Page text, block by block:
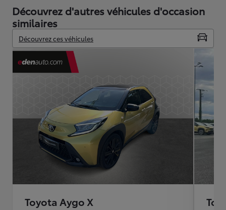
Découvrez d'autres véhicules d'occasion
similaires
Découvrez ces véhicules
Toyota Aygo X